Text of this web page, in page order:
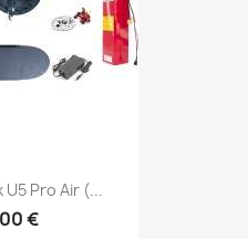
Pro Air (...
€